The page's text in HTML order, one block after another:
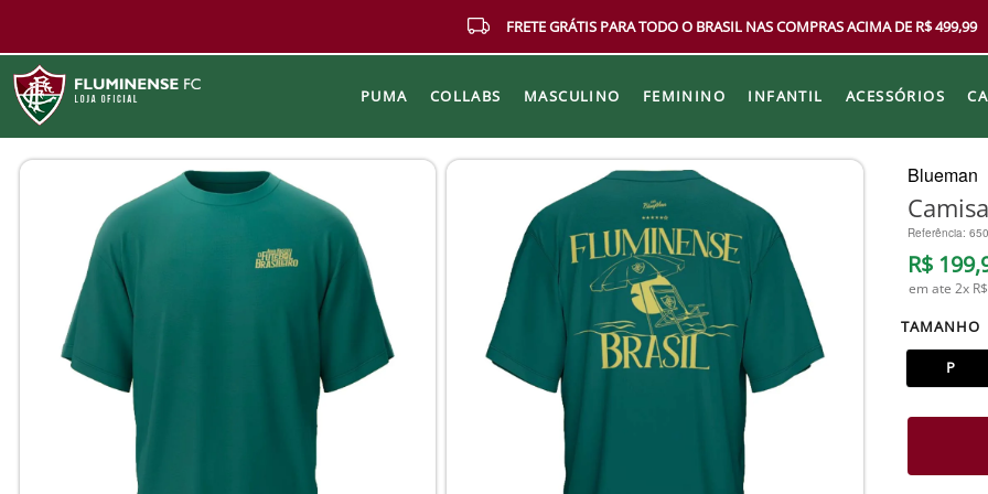
FRETE GRÁTIS PARA TODO O BRASIL NAS COMPRAS ACIMA DE R$ 499,99
PUMA COLLABS MASCULINO FEMININO INFANTIL ACESSÓRIOS
Blueman
Referência:
R$ 199,
em ate 2x
TAMANHO
P